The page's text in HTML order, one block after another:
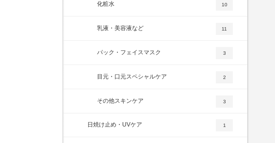
化粧水 10
乳液・美容液など 11
パック・フェイスマスク 3
目元・口元スペシャルケア 2
その他スキンケア 3
日焼け止め・UVケア 1